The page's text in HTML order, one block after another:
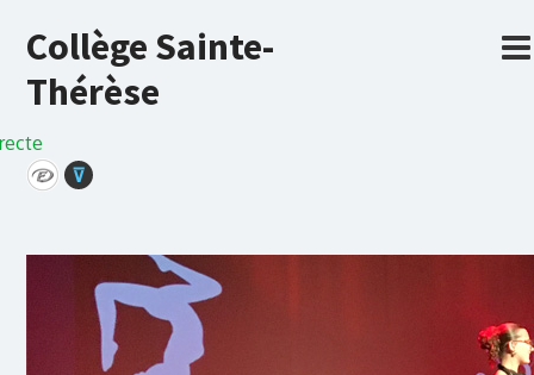
Collège Sainte-
Thérèse
⊽